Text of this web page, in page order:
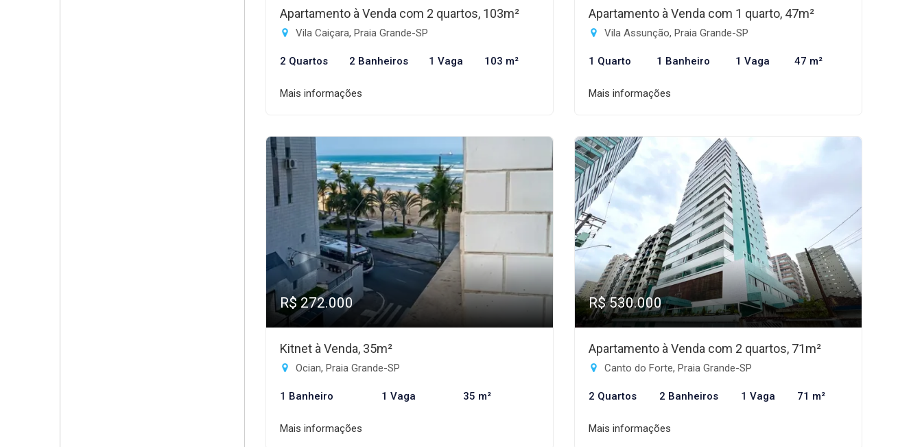
Apartamento à Venda com 2 quartos, 103m²
Vila Caiçara, Praia Grande-SP
2 Quartos 2 Banheiros 1 Vaga 103 m²
Mais informações
Apartamento à Venda com 1 quarto, 47m²
Vila Assunção, Praia Grande-SP
1 Quarto 1 Banheiro 1 Vaga 47 m²
Mais informações
R$ 272.000
Kitnet à Venda, 35m²
Ocian, Praia Grande-SP
1 Banheiro 1 Vaga 35 m²
Mais informações
R$ 530.000
Apartamento à Venda com 2 quartos, 71m²
Canto do Forte, Praia Grande-SP
2 Quartos 2 Banheiros 1 Vaga 71 m²
Mais informações